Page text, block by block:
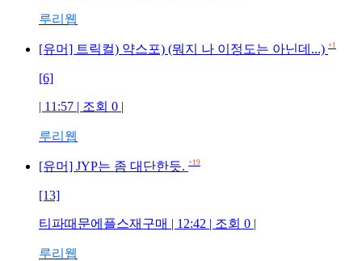
루리웹
[유머] 트릭컬) 약스포) (뭐지 나 이정도는 아닌데...) +1
[6]
| 11:57 | 조회 0 |
루리웹
[유머] JYP는 좀 대단한듯. +19
[13]
티파때문에플스재구매 | 12:42 | 조회 0 |
루리웹